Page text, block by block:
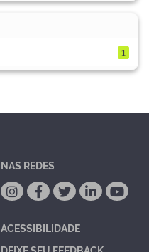
1
NAS REDES
ACESSIBILIDADE